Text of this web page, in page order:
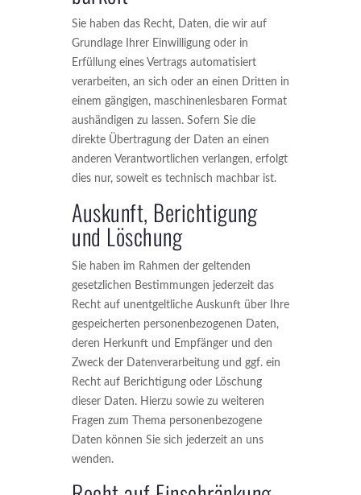
Sie haben das Recht, Daten, die wir auf
Grundlage Ihrer Einwilligung oder in
Erfüllung eines Vertrags automatisiert
verarbeiten, an sich oder an einen Dritten in
einem gängigen, maschinenlesbaren Format
aushändigen zu lassen. Sofern Sie die
direkte Übertragung der Daten an einen
anderen Verantwortlichen verlangen, erfolgt
dies nur, soweit es technisch machbar ist.
Auskunft, Berichtigung
und Löschung
Sie haben im Rahmen der geltenden
gesetzlichen Bestimmungen jederzeit das
Recht auf unentgeltliche Auskunft über Ihre
gespeicherten personenbezogenen Daten,
deren Herkunft und Empfänger und den
Zweck der Datenverarbeitung und ggf. ein
Recht auf Berichtigung oder Löschung
dieser Daten. Hierzu sowie zu weiteren
Fragen zum Thema personenbezogene
Daten können Sie sich jederzeit an uns
wenden.